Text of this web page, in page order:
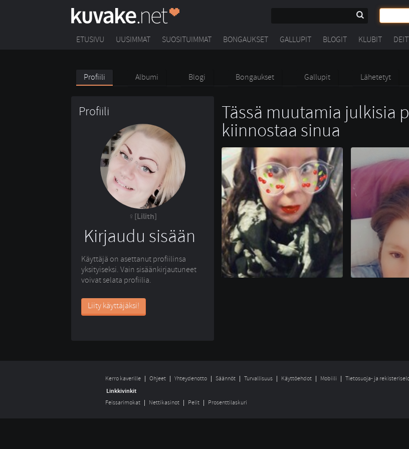
ETUSIVU UUSIMMAT SUOSITUIMMAT BONGAUKSET GALLUPIT BLOGIT KLUBIT
Profiili Albumi Blogi Bongaukset Gallupit Lähetetyt
Profiili
[Lilith]
Kirjaudu sisään
Käyttäjä on asettanut profiilinsa
yksityiseksi. Vain sisäänkirjautuneet
voivat selata profiilia.
Liity käyttäjäksi!
Tässä muutamia julkisia
kiinnostaa sinua
Kerro kaverille Ohjeet Yhteydenotto Säännöt Turvallisuus Käyttöehdot Mobiili Tietosuoja- ja
Linkkivinkit
Feissarimokat Nettikasinot Pelit Prosenttilaskuri